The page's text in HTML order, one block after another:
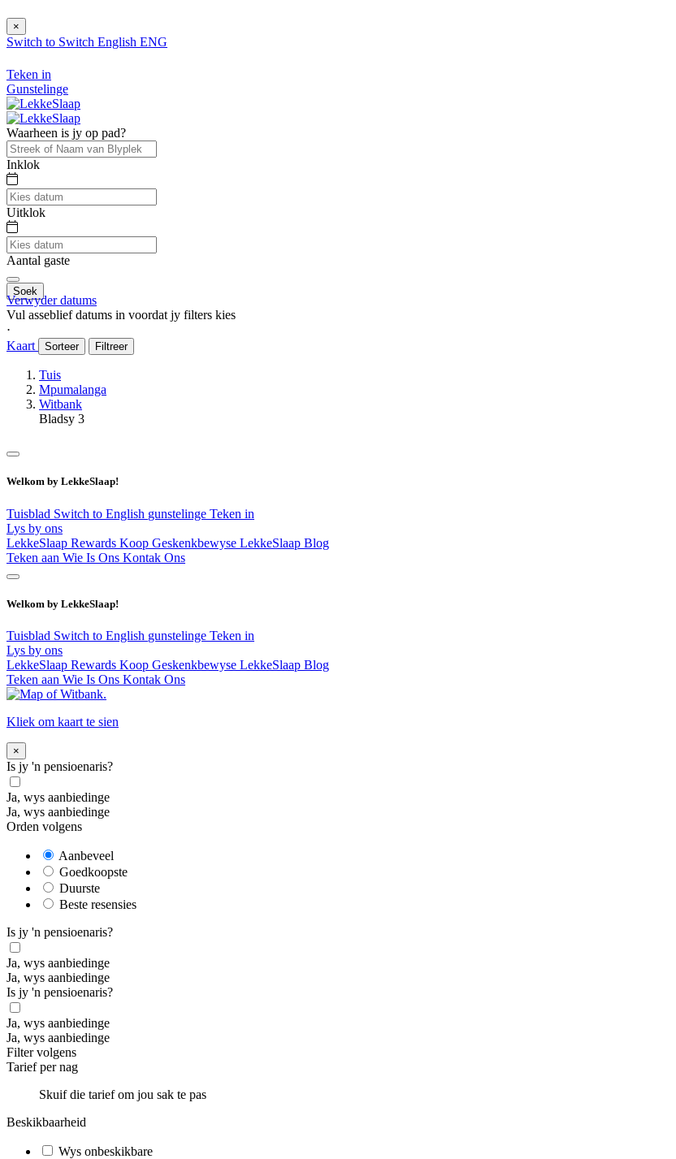
×
Switch to Switch English ENG
Teken in
Gunstelinge
Waarheen is jy op pad?
Inklok
Uitklok
Aantal gaste
Soek
Verwyder datums
Vul asseblief datums in voordat jy filters kies
⋅
Kaart
Sorteer Filtreer
Tuis
Mpumalanga
Witbank
Bladsy 3
Welkom by LekkeSlaap!
Tuisblad Switch to English gunstelinge Teken in
Lys by ons
LekkeSlaap Rewards Koop Geskenkbewyse LekkeSlaap Blog
Teken aan Wie Is Ons Kontak Ons
Welkom by LekkeSlaap!
Tuisblad Switch to English gunstelinge Teken in
Lys by ons
LekkeSlaap Rewards Koop Geskenkbewyse LekkeSlaap Blog
Teken aan Wie Is Ons Kontak Ons
Kliek om kaart te sien
×
Is jy 'n pensioenaris?
Ja, wys aanbiedinge
Ja, wys aanbiedinge
Orden volgens
Aanbeveel
Goedkoopste
Duurste
Beste resensies
Is jy 'n pensioenaris?
Ja, wys aanbiedinge
Ja, wys aanbiedinge
Is jy 'n pensioenaris?
Ja, wys aanbiedinge
Ja, wys aanbiedinge
Filter volgens
Tarief per nag
Skuif die tarief om jou sak te pas
Beskikbaarheid
Wys onbeskikbare